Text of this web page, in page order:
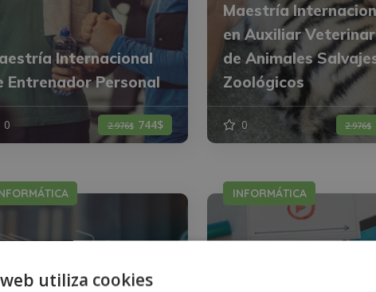
Internacional
Entrenador Personal
0 2.976$ 744$
Maestría
en Auxiliar
de Animales
Zoológicos
0 2.976$
INFORMÁTICA
utiliza cookies